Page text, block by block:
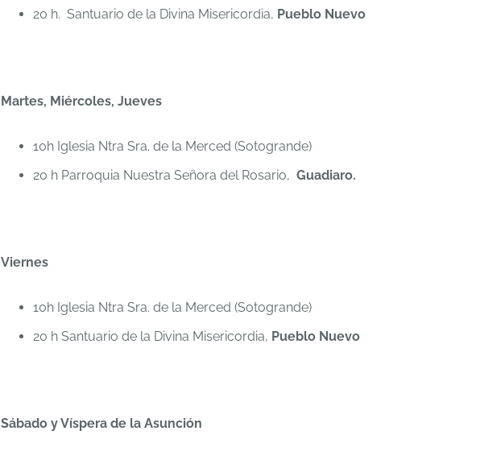
20 h. Santuario de la Divina Misericordia, Pueblo Nuevo
Martes, Miércoles, Jueves
10h Iglesia Ntra Sra. de la Merced (Sotogrande)
20 h Parroquia Nuestra Señora del Rosario, Guadiaro.
Viernes
10h Iglesia Ntra Sra. de la Merced (Sotogrande)
20 h Santuario de la Divina Misericordia, Pueblo Nuevo
Sábado y Víspera de la Asunción